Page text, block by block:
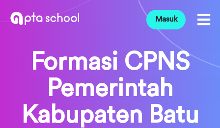
Masuk
Formasi CPNS
Pemerintah
Kabupaten Batu